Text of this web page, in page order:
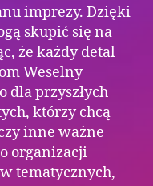
imprezy. Dzięki
skupić się na
że każdy detal
Weselny
dla przyszłych
którzy chcą
inne ważne
organizacji
tematycznych,